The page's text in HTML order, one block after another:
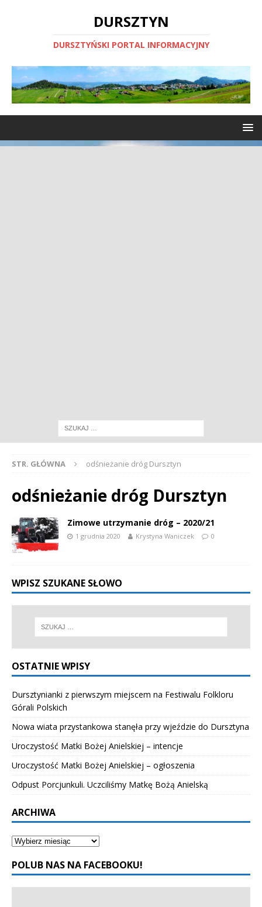
DURSZTYN
DURSZTYŃSKI PORTAL INFORMACYJNY
STR. GŁÓWNA odśnieżanie dróg Dursztyn
odśnieżanie dróg Dursztyn
Zimowe utrzymanie dróg – 2020/21
1 grudnia 2020 Krystyna Waniczek 0
WPISZ SZUKANE SŁOWO
OSTATNIE WPISY
Dursztynianki z pierwszym miejscem na Festiwalu Folkloru
Górali Polskich
Nowa wiata przystankowa stanęła przy wjeździe do Dursztyna
Uroczystość Matki Bożej Anielskiej – intencje
Uroczystość Matki Bożej Anielskiej – ogłoszenia
Odpust Porcjunkuli. Uczciliśmy Matkę Bożą Anielską
ARCHIWA
POLUB NAS NA FACEBOOKU!